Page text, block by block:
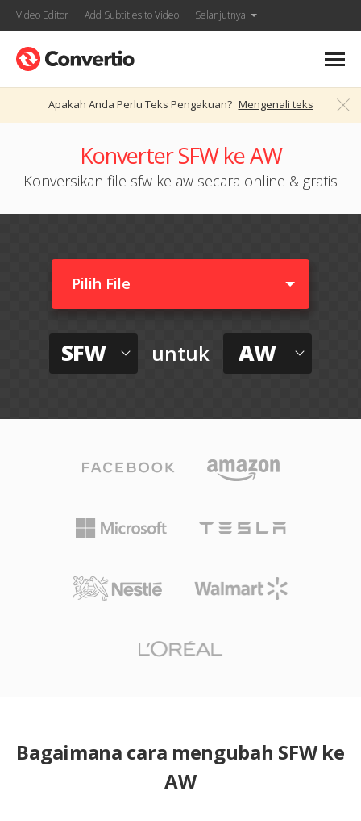
Video Editor Add Subtitles to Video Selanjutnya
Apakah Anda Perlu Teks Pengakuan? Mengenali teks
Konverter SFW ke AW
Konversikan file sfw ke aw secara online & gratis
Pilih File
SFW untuk AW
Bagaimana cara mengubah SFW ke
AW